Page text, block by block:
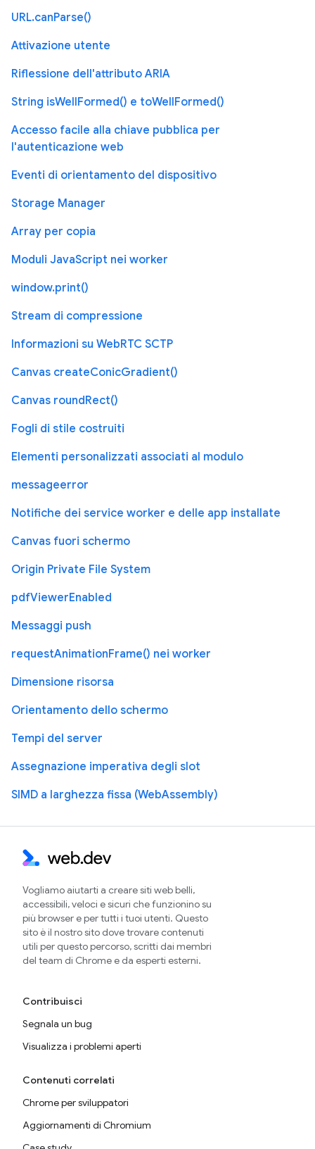
URL.canParse()
Attivazione utente
Riflessione dell'attributo ARIA
String isWellFormed() e toWellFormed()
Accesso facile alla chiave pubblica per
l'autenticazione web
Eventi di orientamento del dispositivo
Storage Manager
Array per copia
Moduli JavaScript nei worker
window.print()
Stream di compressione
Informazioni su WebRTC SCTP
Canvas createConicGradient()
Canvas roundRect()
Fogli di stile costruiti
Elementi personalizzati associati al modulo
messageerror
Notifiche dei service worker e delle app installate
Canvas fuori schermo
Origin Private File System
pdfViewerEnabled
Messaggi push
requestAnimationFrame() nei worker
Dimensione risorsa
Orientamento dello schermo
Tempi del server
Assegnazione imperativa degli slot
SIMD a larghezza fissa (WebAssembly)
Vogliamo aiutarti a creare siti web belli,
accessibili, veloci e sicuri che funzionino su
più browser e per tutti i tuoi utenti. Questo
sito è il nostro sito dove trovare contenuti
utili per questo percorso, scritti dai membri
del team di Chrome e da esperti esterni.
Contribuisci
Segnala un bug
Visualizza i problemi aperti
Contenuti correlati
Chrome per sviluppatori
Aggiornamenti di Chromium